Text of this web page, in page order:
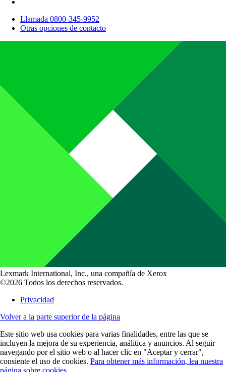
Llamada 0800-345-9952
Otras opciones de contacto
Lexmark International, Inc., una compañía de Xerox
©2026 Todos los derechos reservados.
Privacidad
Volver a la parte superior de la página
Este sitio web usa cookies para varias finalidades, entre las que se
incluyen la mejora de su experiencia, análitica y anuncios. Al seguir
navegando por el sitio web o al hacer clic en "Aceptar y cerrar",
consiente el uso de cookies. Para obtener más información, lea nuestra
página sobre cookies.